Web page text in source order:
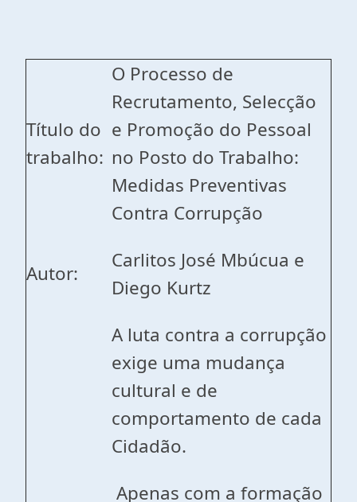
Título do
trabalho:
O Processo de
Recrutamento, Selecção
e Promoção do Pessoal
no Posto do Trabalho:
Medidas Preventivas
Contra Corrupção
Autor:
Carlitos José Mbúcua e
Diego Kurtz
A luta contra a corrupção
exige uma mudança
cultural e de
comportamento de cada
Cidadão.
Apenas com a formação